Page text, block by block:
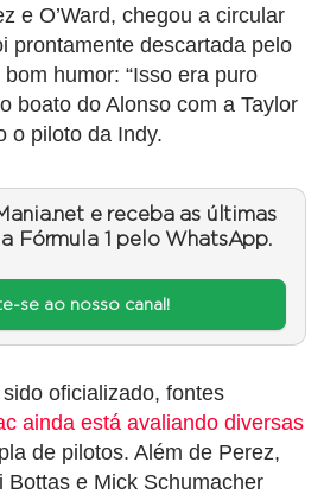
e O’Ward, chegou a circular
prontamente descartada pelo
bom humor: “Isso era puro
boato do Alonso com a Taylor
o piloto da Indy.
e receba as últimas
Fórmula 1 pelo WhatsApp.
se ao nosso canal!
oficializado, fontes
ainda está avaliando diversas
de pilotos. Além de Perez,
Bottas e Mick Schumacher